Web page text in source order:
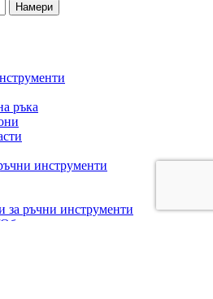
Намери
ръка
инструменти
за ръчни инструменти